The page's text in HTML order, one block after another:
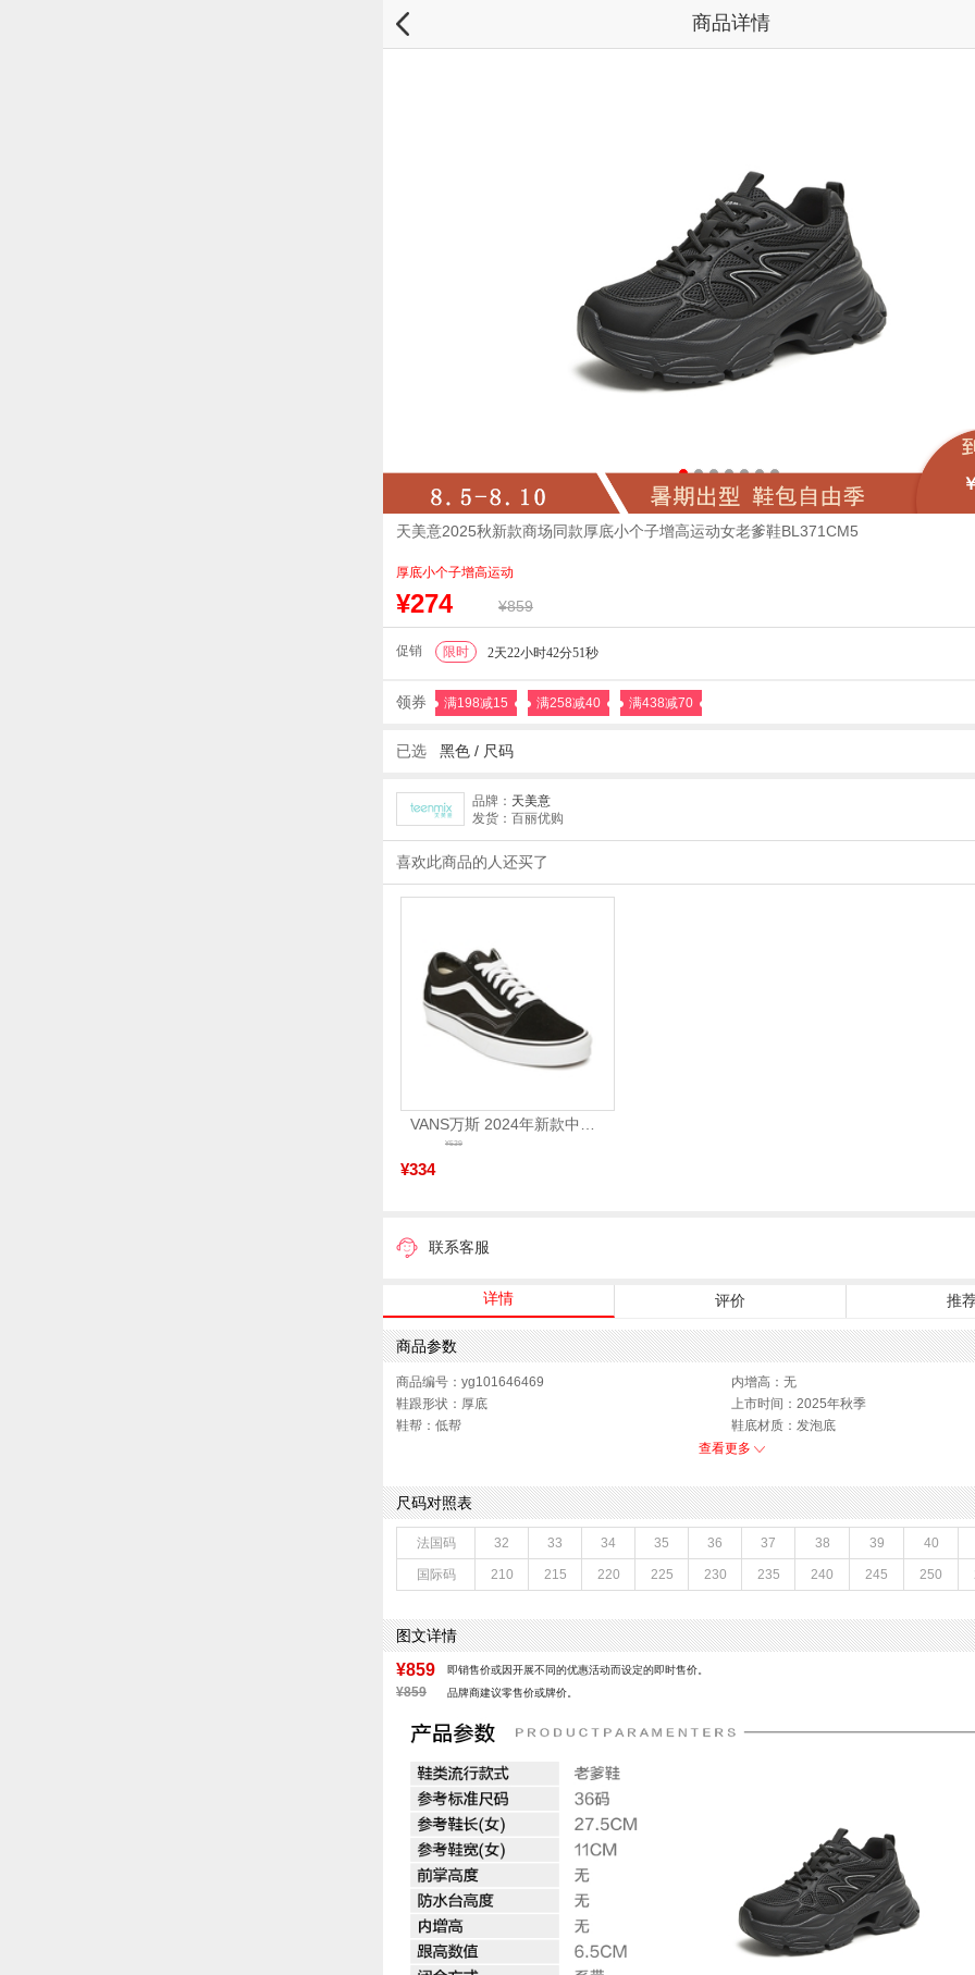
商品详情
天美意2025秋新款商场同款厚底小个子增高运动女老爹鞋BL371CM5
厚底小个子增高运动
¥274 ¥859
促销 限时 2天22小时42分51秒
领券 满198减15 满258减40 满438减70
已选 黑色 / 尺码
品牌： 天美意
发货：百丽优购
喜欢此商品的人还买了
VANS万斯 2024年新款中性OldSkool帆布鞋/硫化鞋VN000D3HY28（延续款）
¥334
¥539
联系客服
详情 评价 推
商品参数
商品编号：yg101646469
内增高：无
鞋跟形状：厚底
上市时间：2025年秋季
鞋帮：低帮
鞋底材质：发泡底
色系：黑色
闭合方式：系带
前掌高度：无
款式季节：秋季
配跟：无
鞋垫材质：猪皮革
鞋头款式：圆头
鞋面材质：橡塑材料,织物面料
鞋面图案：纯色
参考鞋长(女)：27.5CM
制鞋工艺：胶贴皮鞋
皮质特征：织物
里料材质：织物面料
防水台高度：无
风格：休闲
查看更多
尺码对照表
法国码 32 33 34 35 36 37 38 39 40
国际码 210 215 220 225 230 235 240 245 250
图文详情
¥859 即销售价或因开展不同的优惠活动而设定的即时售价。
¥859 品牌商建议零售价或牌价。